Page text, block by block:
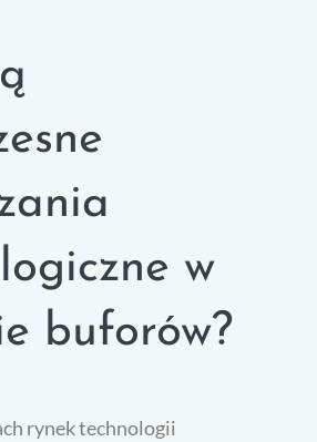
w
buforów?
rynek technologii